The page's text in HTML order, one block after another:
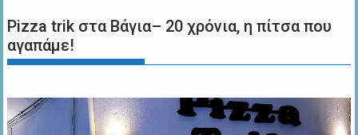
Pizza trik στα Βάγια– 20 χρόνια, η πίτσα που
αγαπάμε!